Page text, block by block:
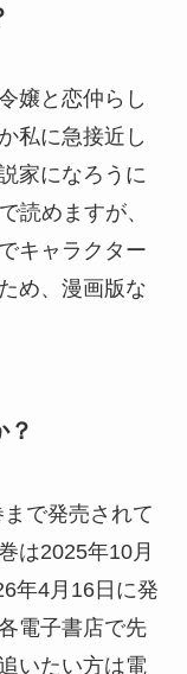
嬢と恋仲らし
私に急接近し
家になろうに
読めますが、
キャラクター
め、漫画版な
？
で発売されて
は2025年10月
年4月16日に発
電子書店で先
いたい方は電